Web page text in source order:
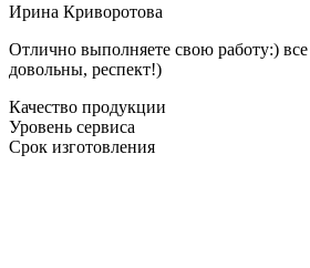
Ирина Криворотова
Отлично выполняете свою работу:) все
довольны, респект!)
Качество продукции
Уровень сервиса
Срок изготовления